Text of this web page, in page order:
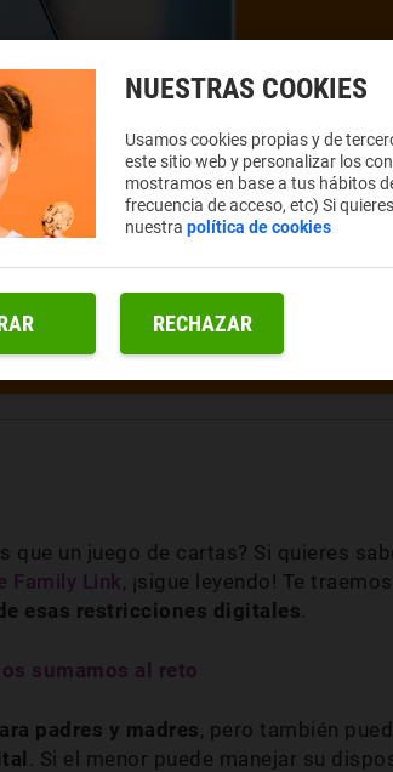
que un juego de cartas? Si quieres
Family Link, ¡sigue leyendo! Te
esas restricciones digitales
sumamos al reto
padres y madres, pero también
. Si el menor puede manejar su
NUESTRAS COOKIES
Usamos cookies propias y de
este sitio web y personalizar los
mostramos en base a tus hábitos
frecuencia de acceso, etc) Si
nuestrapolítica de cookies
RECHAZAR